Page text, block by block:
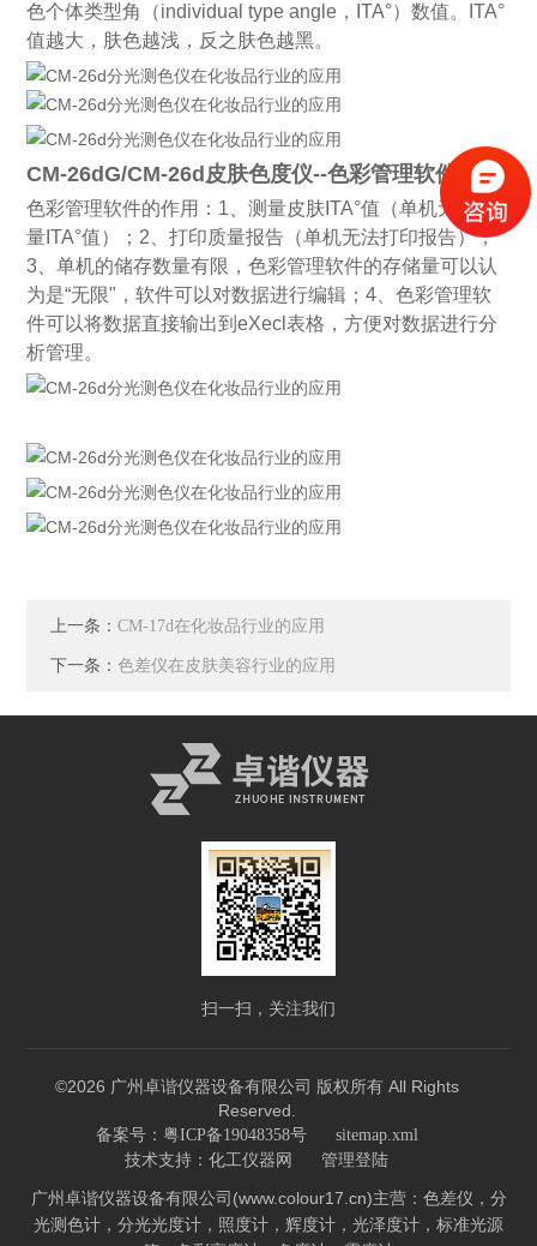
色个体类型角（individual type angle，ITA°）数值。ITA°
值越大，肤色越浅，反之肤色越黑。
CM-26dG/CM-26d皮肤色度仪--色彩管理软件
色彩管理软件的作用：1、测量皮肤ITA°值（单机无法测
量ITA°值）；2、打印质量报告（单机无法打印报告）；
3、单机的储存数量有限，色彩管理软件的存储量可以认
为是“无限"，软件可以对数据进行编辑；4、色彩管理软
件可以将数据直接输出到eXecl表格，方便对数据进行分
析管理。
上一条：CM-17d在化妆品行业的应用
下一条：色差仪在皮肤美容行业的应用
扫一扫，关注我们
©2026 广州卓谐仪器设备有限公司 版权所有 All Rights
Reserved.
备案号：粤ICP备19048358号 sitemap.xml
技术支持： 化工仪器网 管理登陆
广州卓谐仪器设备有限公司(www.colour17.cn)主营：色差仪，分
光测色计，分光光度计，照度计，辉度计，光泽度计，标准光源